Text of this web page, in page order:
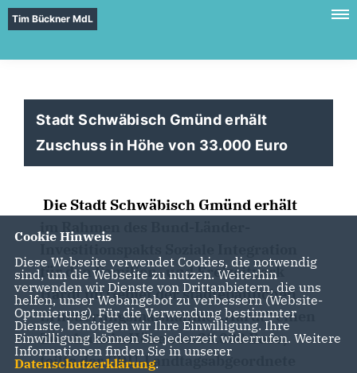
Tim Bückner MdL
Stadt Schwäbisch Gmünd erhält
Zuschuss in Höhe von 33.000 Euro
Die Stadt Schwäbisch Gmünd erhält
im Rahmen des Bund-Länder-
für den Familien- und Freizeitpark
Hardt im Gebiet der städtebaulichen
Erneuerungsmaßnahme „Hardt“ einen
Zuschuss in Höhe von 33.000 Euro,
teilte der CDU-Landtagsabgeordnete
Cookie Hinweis
Diese Webseite verwendet Cookies, die notwendig
sind, um die Webseite zu nutzen. Weiterhin
verwenden wir Dienste von Drittanbietern, die uns
helfen, unser Webangebot zu verbessern (Website-
Optmierung). Für die Verwendung bestimmter
Dienste, benötigen wir Ihre Einwilligung. Ihre
Einwilligung können Sie jederzeit widerrufen. Weitere
Informationen finden Sie in unserer
Datenschutzerklärung.